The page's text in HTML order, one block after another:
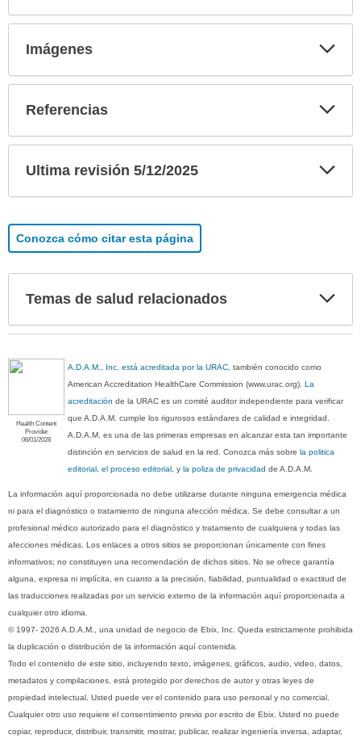
Imágenes
Referencias
Ultima revisión 5/12/2025
Conozca cómo citar esta página
Temas de salud relacionados
Health Content
Provider
06/01/2028
A.D.A.M., Inc. está acreditada por la URAC, también conocido como
American Accreditation HealthCare Commission (www.urac.org).La
acreditación de la URAC es un comité auditor independiente para verificar
que A.D.A.M. cumple los rigurosos estándares de calidad e integridad.
A.D.A.M. es una de las primeras empresas en alcanzar esta tan importante
distinción en servicios de salud en la red. Conozca más sobrela politica
editorial, el proceso editorial, yla poliza de privacidad de A.D.A.M.
La información aquí proporcionada no debe utilizarse durante ninguna emergencia médica
ni para el diagnóstico o tratamiento de ninguna afección médica. Se debe consultar a un
profesional médico autorizado para el diagnóstico y tratamiento de cualquiera y todas las
afecciones médicas. Los enlaces a otros sitios se proporcionan únicamente con fines
informativos; no constituyen una recomendación de dichos sitios. No se ofrece garantía
alguna, expresa ni implícita, en cuanto a la precisión, fiabilidad, puntualidad o exactitud de
las traducciones realizadas por un servicio externo de la información aquí proporcionada a
cualquier otro idioma.
© 1997- 2026 A.D.A.M., una unidad de negocio de Ebix, Inc. Queda estrictamente prohibida
la duplicación o distribución de la información aquí contenida.
Todo el contenido de este sitio, incluyendo texto, imágenes, gráficos, audio, video, datos,
metadatos y compilaciones, está protegido por derechos de autor y otras leyes de
propiedad intelectual. Usted puede ver el contenido para uso personal y no comercial.
Cualquier otro uso requiere el consentimiento previo por escrito de Ebix. Usted no puede
copiar, reproducir, distribuir, transmitir, mostrar, publicar, realizar ingeniería inversa, adaptar,